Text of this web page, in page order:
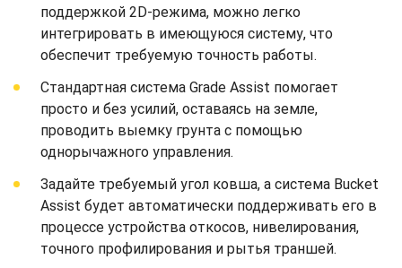
поддержкой 2D-режима, можно легко
интегрировать в имеющуюся систему, что
обеспечит требуемую точность работы.
Стандартная система Grade Assist помогает
просто и без усилий, оставаясь на земле,
проводить выемку грунта с помощью
однорычажного управления.
Задайте требуемый угол ковша, а система Bucket
Assist будет автоматически поддерживать его в
процессе устройства откосов, нивелирования,
точного профилирования и рытья траншей.